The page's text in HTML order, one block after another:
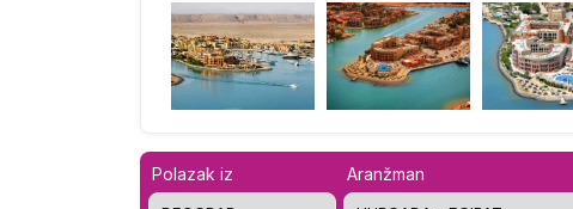
Polazak iz Aranžman